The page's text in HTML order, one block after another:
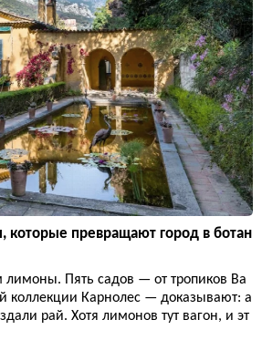
которые превращают город в ботан
Пять садов — от тропиков Ва
коллекции Карнолес — доказывают: а
рай. Хотя лимонов тут вагон, и эт